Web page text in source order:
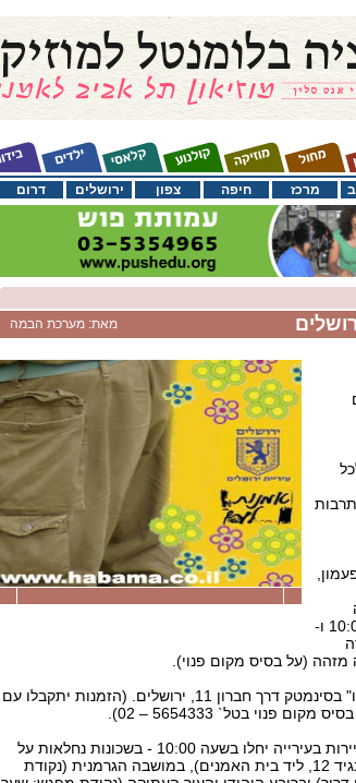
דרום ירושלים צפון חיפה מרכז
מאת: מערכת הבמה
תרבות
"בובה מאייסס" (סיפורי סבתא) בשעות 10:00 ו-
(על בסיס מקום פנוי).
בשעה 11:00 יוקרן הסרט "המסכה של זורו" בסינמטק דרך חברון 11, ירושלים. (הזמנות יתקבלו עם
בטל` 5654333 – 02).
שלושה סיורים מאורגנים על ידי רשות התיירות בעירייה יחלו בשעה 10:00 - בשכונות נחלאות על
גבול רחביה (נקודת מפגש: רח` שמואל הנגיד 12, ליד בית האמנים), במושבה הגרמנית (נקודת